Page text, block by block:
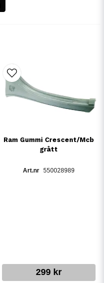
Ram Gummi Crescent/Mcb
grått
550028989
299 kr